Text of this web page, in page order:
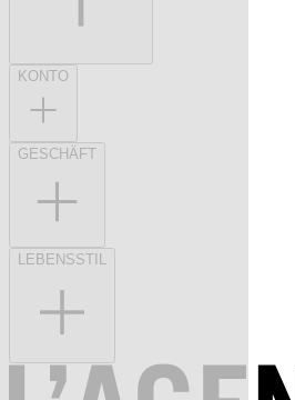
KONTO
GESCHÄFT
LEBENSSTIL